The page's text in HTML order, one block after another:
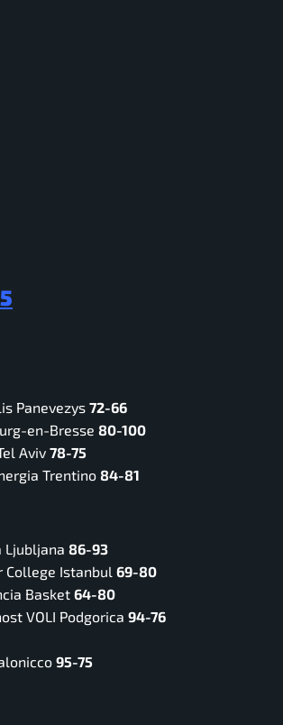
Panevezys 72-66
en-Bresse 80-100
Aviv 78-75
Trentino 84-81
Ljubljana 86-93
College Istanbul 69-80
Basket 64-80
VOLI Podgorica 94-76
95-75